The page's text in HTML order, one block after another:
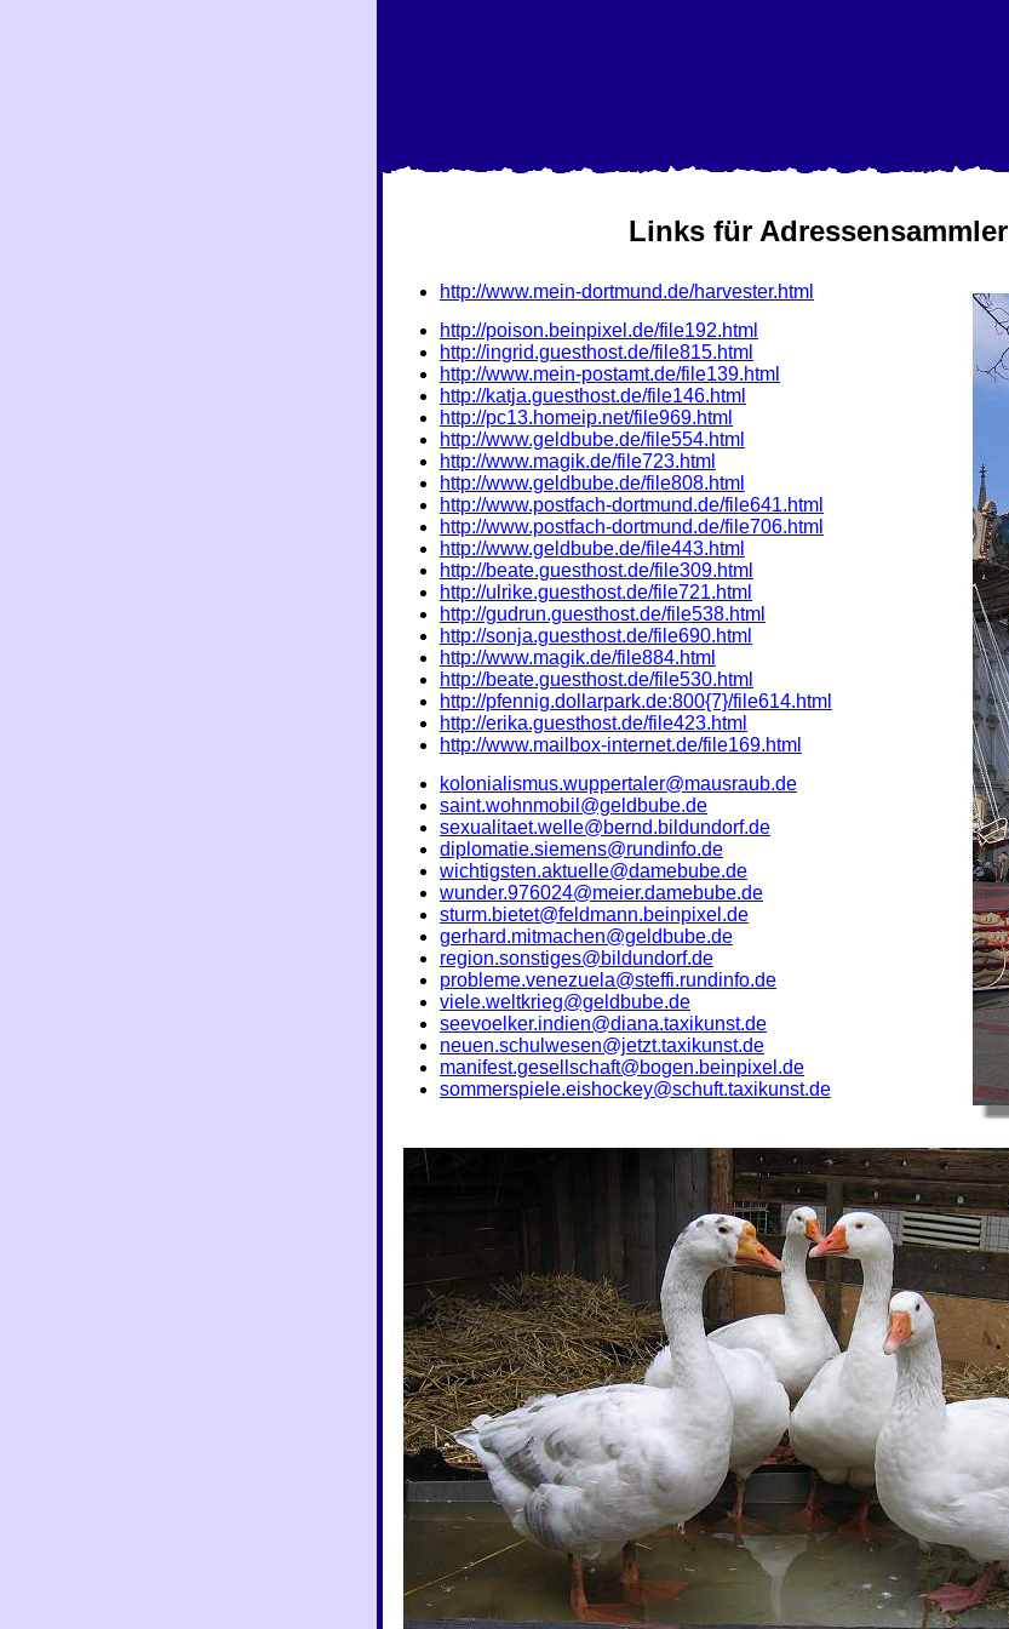
Links für Adressensammler
http://www.mein-dortmund.de/harvester.html
http://poison.beinpixel.de/file192.html
http://ingrid.guesthost.de/file815.html
http://www.mein-postamt.de/file139.html
http://katja.guesthost.de/file146.html
http://pc13.homeip.net/file969.html
http://www.geldbube.de/file554.html
http://www.magik.de/file723.html
http://www.geldbube.de/file808.html
http://www.postfach-dortmund.de/file641.html
http://www.postfach-dortmund.de/file706.html
http://www.geldbube.de/file443.html
http://beate.guesthost.de/file309.html
http://ulrike.guesthost.de/file721.html
http://gudrun.guesthost.de/file538.html
http://sonja.guesthost.de/file690.html
http://www.magik.de/file884.html
http://beate.guesthost.de/file530.html
http://pfennig.dollarpark.de:800{7}/file614.html
http://erika.guesthost.de/file423.html
http://www.mailbox-internet.de/file169.html
kolonialismus.wuppertaler@mausraub.de
saint.wohnmobil@geldbube.de
sexualitaet.welle@bernd.bildundorf.de
diplomatie.siemens@rundinfo.de
wichtigsten.aktuelle@damebube.de
wunder.976024@meier.damebube.de
sturm.bietet@feldmann.beinpixel.de
gerhard.mitmachen@geldbube.de
region.sonstiges@bildundorf.de
probleme.venezuela@steffi.rundinfo.de
viele.weltkrieg@geldbube.de
seevoelker.indien@diana.taxikunst.de
neuen.schulwesen@jetzt.taxikunst.de
manifest.gesellschaft@bogen.beinpixel.de
sommerspiele.eishockey@schuft.taxikunst.de